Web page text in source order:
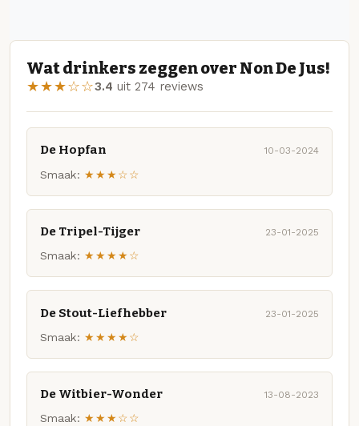
Wat drinkers zeggen over Non De Jus!
★★★☆☆3.4 uit 274 reviews
De Hopfan 10-03-2024
Smaak: ★★★☆☆
De Tripel-Tijger 23-01-2025
Smaak: ★★★★☆
De Stout-Liefhebber 23-01-2025
Smaak: ★★★★☆
De Witbier-Wonder 13-08-2023
Smaak: ★★★☆☆